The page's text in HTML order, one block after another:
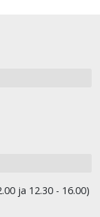
ja 12.30 - 16.00)